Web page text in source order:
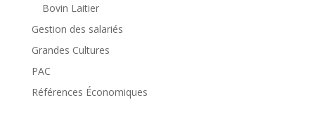
Bovin Laitier
Gestion des salariés
Grandes Cultures
PAC
Références Économiques